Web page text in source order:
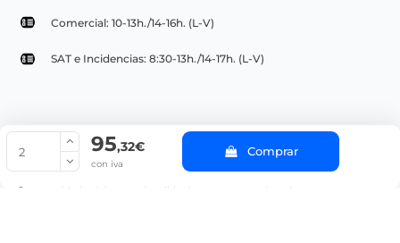
95,32€
con iva
Comprar
La cantidad mínima en el pedido de compra para el producto es 2.
Comercial: 10-13h./14-16h. (L-V)
SAT e Incidencias: 8:30-13h./14-17h. (L-V)
© Copyright 2022 PepeBar.com |
Aviso legal y
Condiciones generales de compra |
Blog